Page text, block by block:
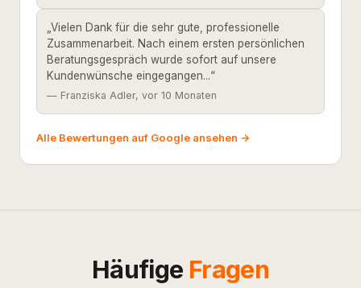
„Vielen Dank für die sehr gute, professionelle
Zusammenarbeit. Nach einem ersten persönlichen
Beratungsgespräch wurde sofort auf unsere
Kundenwünsche eingegangen...“
— Franziska Adler, vor 10 Monaten
Alle Bewertungen auf Google ansehen →
Häufige Fragen